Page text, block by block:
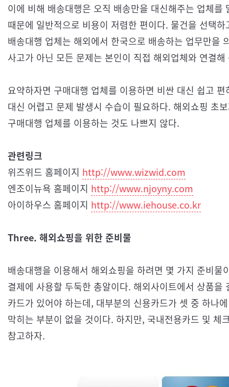
이에 비해 배송대행은 오직 배송만을 대신해주는 업체
때문에 일반적으로 비용이 저렴한 편이다. 물건을 선택
배송대행 업체는 해외에서 한국으로 배송하는 업무만을
사고가 아닌 모든 문제는 본인이 직접 해외업체와 연결
요약하자면 구매대행 업체를 이용하면 비싼 대신 쉽고
대신 어렵고 문제 발생시 수습이 필요하다. 해외쇼핑 초
구매대행 업체를 이용하는 것도 나쁘지 않다.
관련링크
위즈위드 홈페이지 http://www.wizwid.com
엔조이뉴욕 홈페이지 http://www.njoyny.com
아이하우스 홈페이지 http://www.iehouse.co.kr
Three. 해외쇼핑을 위한 준비물
배송대행을 이용해서 해외쇼핑을 하려면 몇 가지 준비
결제에 사용할 두둑한 총알이다. 해외사이트에서 상품을
카드가 있어야 하는데, 대부분의 신용카드가 셋 중 하나
막히는 부분이 없을 것이다. 하지만, 국내전용카드 및 체
참고하자.